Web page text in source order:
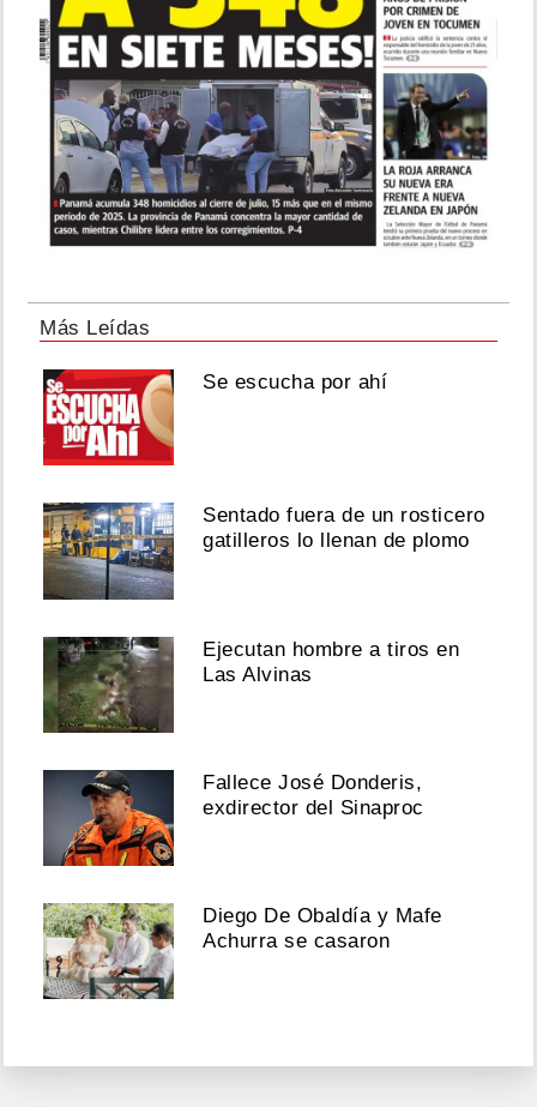
Más Leídas
Se escucha por ahí
Sentado fuera de un rosticero
gatilleros lo llenan de plomo
Ejecutan hombre a tiros en
Las Alvinas
Fallece José Donderis,
exdirector del Sinaproc
Diego De Obaldía y Mafe
Achurra se casaron